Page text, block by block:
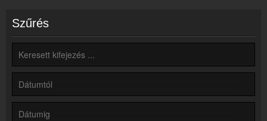
Legfrissebb rádiós hírek
Partnerek
Rádiós partnerek
Ágyazd be weboldaladba
Készítés lépésről lépésre
Szűrés